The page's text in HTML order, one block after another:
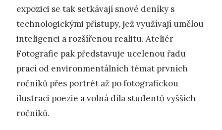
expozici se tak setkávají snové deníky s
technologickými přístupy, jež využívají umělou
inteligenci a rozšířenou realitu. Ateliér
Fotografie pak představuje ucelenou řadu
prací od environmentálních témat prvních
ročníků přes portrét až po fotografickou
ilustraci poezie a volná díla studentů vyšších
ročníků.